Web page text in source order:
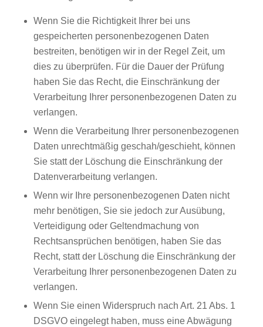
Wenn Sie die Richtigkeit Ihrer bei uns
gespeicherten personenbezogenen Daten
bestreiten, benötigen wir in der Regel Zeit, um
dies zu überprüfen. Für die Dauer der Prüfung
haben Sie das Recht, die Einschränkung der
Verarbeitung Ihrer personenbezogenen Daten zu
verlangen.
Wenn die Verarbeitung Ihrer personenbezogenen
Daten unrechtmäßig geschah/geschieht, können
Sie statt der Löschung die Einschränkung der
Datenverarbeitung verlangen.
Wenn wir Ihre personenbezogenen Daten nicht
mehr benötigen, Sie sie jedoch zur Ausübung,
Verteidigung oder Geltendmachung von
Rechtsansprüchen benötigen, haben Sie das
Recht, statt der Löschung die Einschränkung der
Verarbeitung Ihrer personenbezogenen Daten zu
verlangen.
Wenn Sie einen Widerspruch nach Art. 21 Abs. 1
DSGVO eingelegt haben, muss eine Abwägung